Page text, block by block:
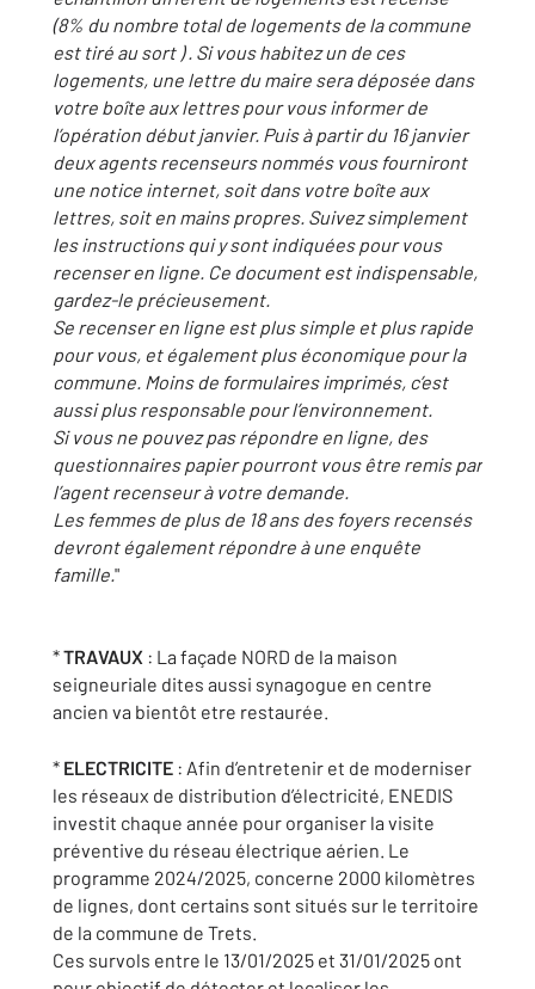
(8% du nombre total de logements de la commune
est tiré au sort ) . Si vous habitez un de ces
logements, une lettre du maire sera déposée dans
votre boîte aux lettres pour vous informer de
l’opération début janvier. Puis à partir du 16 janvier
deux agents recenseurs nommés vous fourniront
une notice internet, soit dans votre boîte aux
lettres, soit en mains propres. Suivez simplement
les instructions qui y sont indiquées pour vous
recenser en ligne. Ce document est indispensable,
gardez-le précieusement.
Se recenser en ligne est plus simple et plus rapide
pour vous, et également plus économique pour la
commune. Moins de formulaires imprimés, c’est
aussi plus responsable pour l’environnement.
Si vous ne pouvez pas répondre en ligne, des
questionnaires papier pourront vous être remis par
l’agent recenseur à votre demande.
Les femmes de plus de 18 ans des foyers recensés
devront également répondre à une enquête
famille."
*TRAVAUX : La façade NORD de la maison
seigneuriale dites aussi synagogue en centre
ancien va bientôt etre restaurée.
* ELECTRICITE : Afin d’entretenir et de moderniser
les réseaux de distribution d’électricité, ENEDIS
investit chaque année pour organiser la visite
préventive du réseau électrique aérien. Le
programme 2024/2025, concerne 2000 kilomètres
de lignes, dont certains sont situés sur le territoire
de la commune de Trets.
Ces survols entre le 13/01/2025 et 31/01/2025 ont